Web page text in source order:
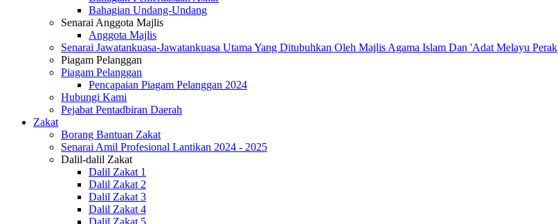
Bahagian Undang-Undang
Senarai Anggota Majlis
Anggota Majlis
Senarai Jawatankuasa-Jawatankuasa Utama Yang Ditubuhkan Oleh Majlis Agama Islam Dan 'Adat Melayu Perak
Piagam Pelanggan
Piagam Pelanggan
Pencapaian Piagam Pelanggan 2024
Hubungi Kami
Pejabat Pentadbiran Daerah
Zakat
Borang Bantuan Zakat
Senarai Amil Profesional Lantikan 2024 - 2025
Dalil-dalil Zakat
Dalil Zakat 1
Dalil Zakat 2
Dalil Zakat 3
Dalil Zakat 4
Dalil Zakat 5